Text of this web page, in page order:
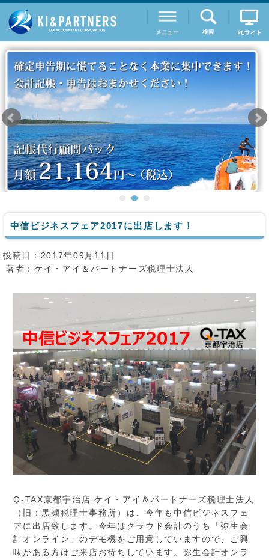
中信ビジネスフェア2017に出店します！
投稿日：2017年09月11日
著者：ケイ・アイ＆パートナーズ税理士法人
Q-TAX京都宇治店 ケイ・アイ＆パートナーズ税理士法人
（旧：黒瀬税理士事務所）は、今年も中信ビジネスフェ
アに出店致します。今年はクラウド会計のうち「弥生会
計オンライン」のデモ機をご用意していますので、ご興
味がある方はご来店お待ちしています。弥生会計オンラ